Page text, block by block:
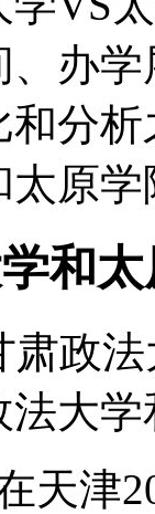
办
分
原
和
肃政
大
天津